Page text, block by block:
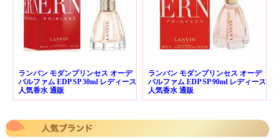
ランバン モダンプリンセス オーデ
パルファム EDP SP 30ml レディース
人気香水 通販
ランバン モダンプリンセス オーデ
パルファム EDP SP 90ml レディース
人気香水 通販